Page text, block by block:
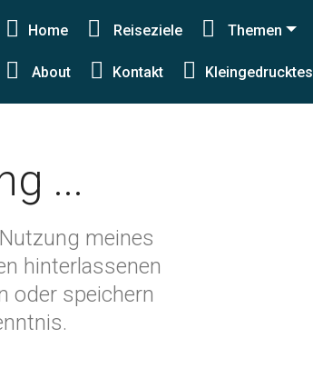
Home Reiseziele Themen
About Kontakt Kleingedrucktes
/ Kontakt Datenschutzerklärung
...
meines
hinterlassenen
oder speichern